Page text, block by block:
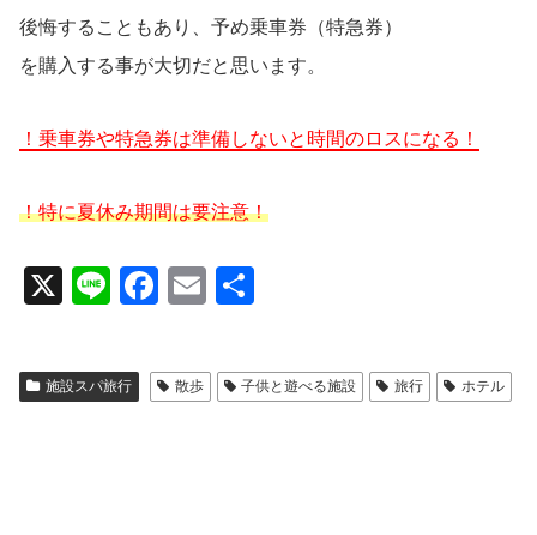
後悔することもあり、予め乗車券（特急券）
を購入する事が大切だと思います。
！乗車券や特急券は準備しないと時間のロスになる！
！特に夏休み期間は要注意！
X
Li
e
F
c
e
E
ail
施設スパ旅行 散歩 子供と遊べる施設 旅行 ホテル